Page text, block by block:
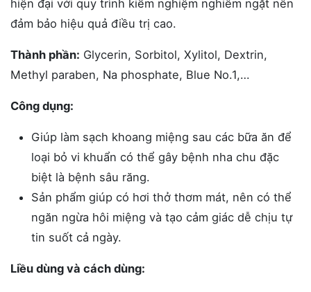
hiện đại với quy trình kiểm nghiệm nghiêm ngặt nên
đảm bảo hiệu quả điều trị cao.
Thành phần: Glycerin, Sorbitol, Xylitol, Dextrin,
Methyl paraben, Na phosphate, Blue No.1,…
Công dụng:
Giúp làm sạch khoang miệng sau các bữa ăn để
loại bỏ vi khuẩn có thể gây bệnh nha chu đặc
biệt là bệnh sâu răng.
Sản phẩm giúp có hơi thở thơm mát, nên có thể
ngăn ngừa hôi miệng và tạo cảm giác dễ chịu tự
tin suốt cả ngày.
Liều dùng và cách dùng: